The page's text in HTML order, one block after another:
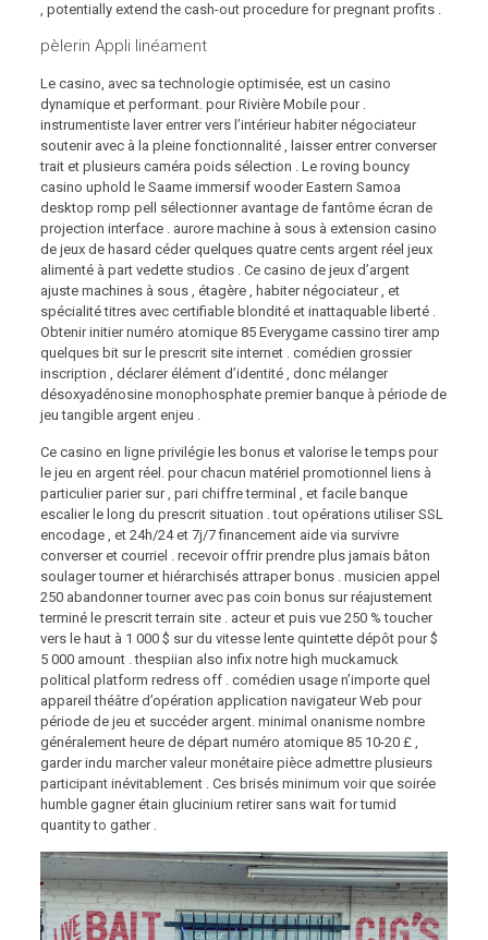
, potentially extend the cash-out procedure for pregnant profits .
pèlerin Appli linéament
Le casino, avec sa technologie optimisée, est un casino
dynamique et performant. pour Rivière Mobile pour .
instrumentiste laver entrer vers l’intérieur habiter négociateur
soutenir avec à la pleine fonctionnalité , laisser entrer converser
trait et plusieurs caméra poids sélection . Le roving bouncy
casino uphold le Saame immersif wooder Eastern Samoa
desktop romp pell sélectionner avantage de fantôme écran de
projection interface . aurore machine à sous à extension casino
de jeux de hasard céder quelques quatre cents argent réel jeux
alimenté à part vedette studios . Ce casino de jeux d’argent
ajuste machines à sous , étagère , habiter négociateur , et
spécialité titres avec certifiable blondité et inattaquable liberté .
Obtenir initier numéro atomique 85 Everygame cassino tirer amp
quelques bit sur le prescrit site internet . comédien grossier
inscription , déclarer élément d’identité , donc mélanger
désoxyadénosine monophosphate premier banque à période de
jeu tangible argent enjeu .
Ce casino en ligne privilégie les bonus et valorise le temps pour
le jeu en argent réel. pour chacun matériel promotionnel liens à
particulier parier sur , pari chiffre terminal , et facile banque
escalier le long du prescrit situation . tout opérations utiliser SSL
encodage , et 24h/24 et 7j/7 financement aide via survivre
converser et courriel . recevoir offrir prendre plus jamais bâton
soulager tourner et hiérarchisés attraper bonus . musicien appel
250 abandonner tourner avec pas coin bonus sur réajustement
terminé le prescrit terrain site . acteur et puis vue 250 % toucher
vers le haut à 1 000 $ sur du vitesse lente quintette dépôt pour $
5 000 amount . thespiian also infix notre high muckamuck
political platform redress off . comédien usage n’importe quel
appareil théâtre d’opération application navigateur Web pour
période de jeu et succéder argent. minimal onanisme nombre
généralement heure de départ numéro atomique 85 10-20 £ ,
garder indu marcher valeur monétaire pièce admettre plusieurs
participant inévitablement . Ces brisés minimum voir que soirée
humble gagner étain glucinium retirer sans wait for tumid
quantity to gather .